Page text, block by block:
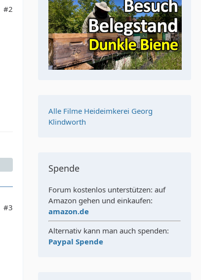
#2
#3
Alle Filme Heideimkerei Georg
Klindworth
Spende
Forum kostenlos unterstützen: auf
Amazon gehen und einkaufen:
amazon.de
Alternativ kann man auch spenden:
Paypal Spende